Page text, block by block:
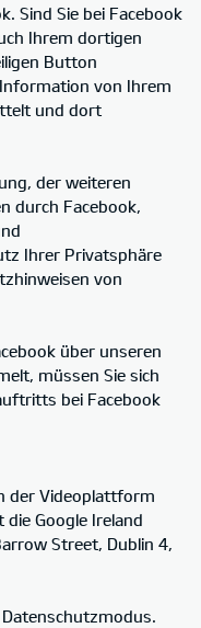
Sind Sie bei Facebook
Ihrem dortigen
Button
von Ihrem
und dort
der weiteren
durch Facebook,
Ihrer Privatsphäre
von
über unseren
müssen Sie sich
bei Facebook
der Videoplattform
Google Ireland
Street, Dublin 4,